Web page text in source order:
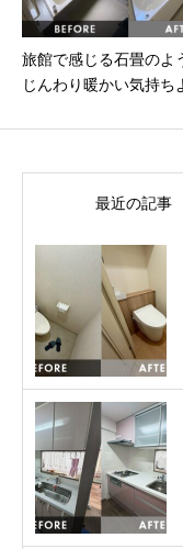
旅館で感じる石畳のよ
じんわり暖かい気持ち
最近の記事